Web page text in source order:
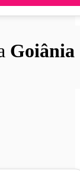
Goiânia